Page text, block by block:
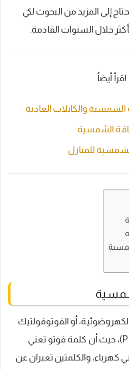
إلى المزيد من البحوث لكي
خلال السنوات القادمة.
اقرأ أيضاً
الشمسية والكابلات العادية
الشمسية
للمنازل
الكهروضوئية، أو الفوتوفولتيك
(بالإنجليزية: Photovoltaic)، حيث أن كلمة فوتو تعني
والكلمتين تعبران عن